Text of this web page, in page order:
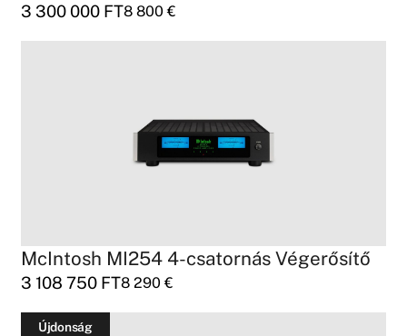
3 300 000 FT8 800€
McIntosh MI254 4-csatornás Végerősítő
3 108 750 FT8 290€
Újdonság